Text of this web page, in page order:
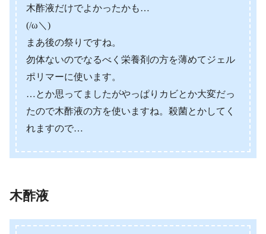
木酢液だけでよかったかも…
(/ω＼)
まあ後の祭りですね。
勿体ないのでなるべく栄養剤の方を薄めてジェル
ポリマーに使います。
…とか思ってましたがやっぱりカビとか大変だっ
たので木酢液の方を使いますね。殺菌とかしてく
れますので…
木酢液